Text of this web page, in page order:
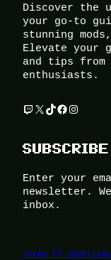
Discover the
your go-to
stunning
Elevate your
and tips from
enthusiasts.
Twitch X TikTok Facebook Instagram
SUBSCRIBE
Enter your
newsletter.
inbox.
Terms of Use